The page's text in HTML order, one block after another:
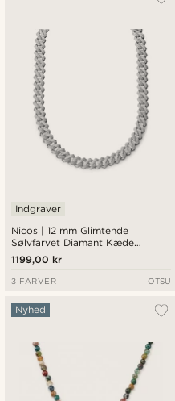
Nicos | 12 mm Glimtende
Sølvfarvet Diamant Kæde
Zirconium Halskæde
Indgraver
1199,00 kr
3 FARVER OTSU
Nyhed